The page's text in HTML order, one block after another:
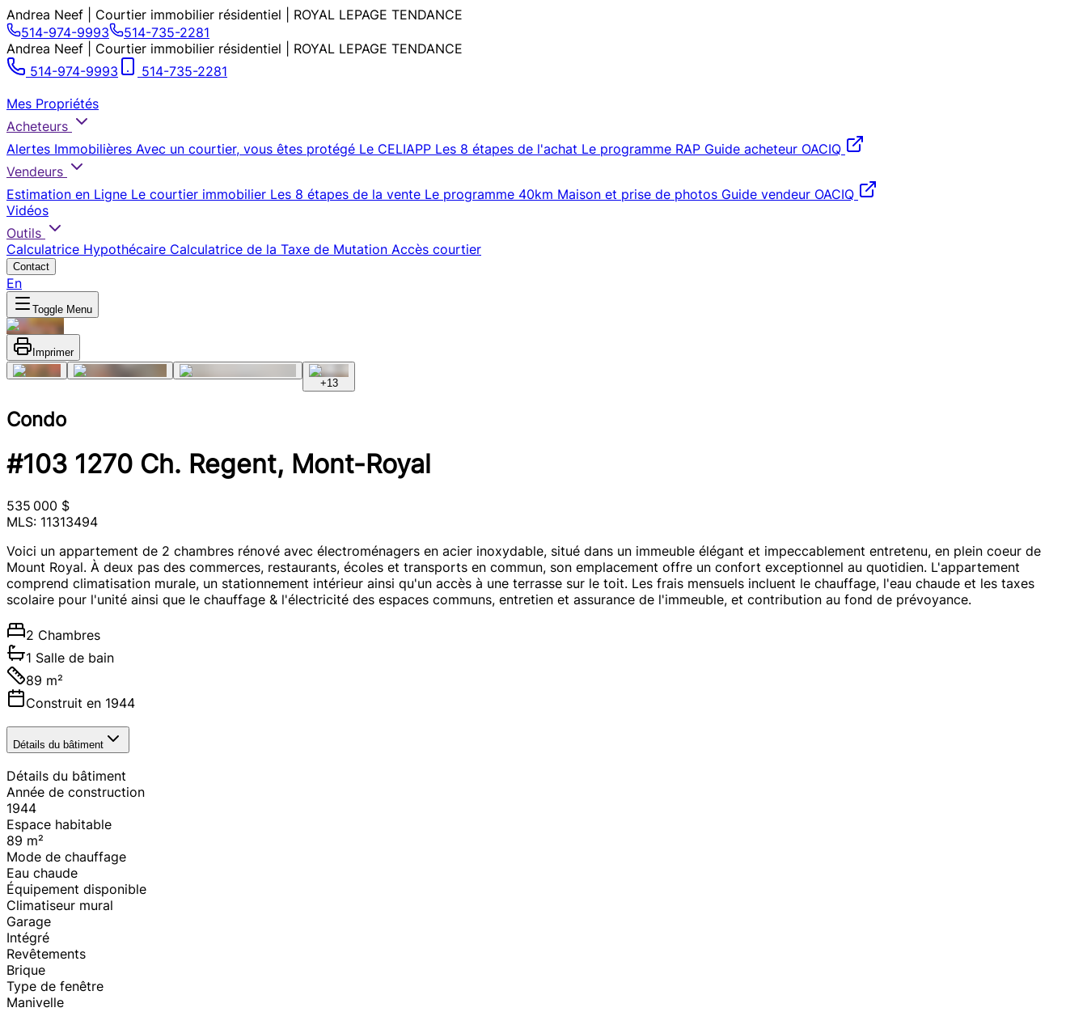
Andrea Neef | Courtier immobilier résidentiel | ROYAL LEPAGE TENDANCE
514-974-9993
514-735-2281
Andrea Neef | Courtier immobilier résidentiel | ROYAL LEPAGE TENDANCE
514-974-9993
514-735-2281
Mes Propriétés
Acheteurs
Alertes Immobilières Avec un courtier, vous êtes protégé Le CELIAPP Les 8 étapes de l'achat Le programme RAP Guide acheteur OACIQ
Vendeurs
Estimation en Ligne Le courtier immobilier Les 8 étapes de la vente Le programme 40km Maison et prise de photos Guide vendeur OACIQ
Vidéos
Outils
Calculatrice Hypothécaire Calculatrice de la Taxe de Mutation Accès courtier
Contact
En
Toggle Menu
Imprimer
+13
Condo
#103 1270 Ch. Regent, Mont-Royal
535 000 $
MLS: 11313494
Voici un appartement de 2 chambres rénové avec électroménagers en acier inoxydable, situé dans un immeuble élégant et impeccablement entretenu, en plein coeur de
Mount Royal. À deux pas des commerces, restaurants, écoles et transports en commun, son emplacement offre un confort exceptionnel au quotidien. L'appartement
comprend climatisation murale, un stationnement intérieur ainsi qu'un accès à une terrasse sur le toit. Les frais mensuels incluent le chauffage, l'eau chaude et les taxes
scolaire pour l'unité ainsi que le chauffage & l'électricité des espaces communs, entretien et assurance de l'immeuble, et contribution au fond de prévoyance.
2 Chambres
1 Salle de bain
89 m²
Construit en 1944
Détails du bâtiment
Détails du bâtiment
Année de construction
1944
Espace habitable
89 m²
Mode de chauffage
Eau chaude
Équipement disponible
Climatiseur mural
Garage
Intégré
Revêtements
Brique
Type de fenêtre
Manivelle